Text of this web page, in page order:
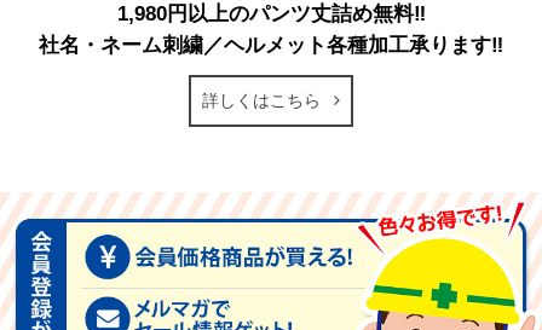
1,980円以上のパンツ丈詰め無料‼
社名・ネーム刺繍／ヘルメット各種加工承ります‼
詳しくはこちら